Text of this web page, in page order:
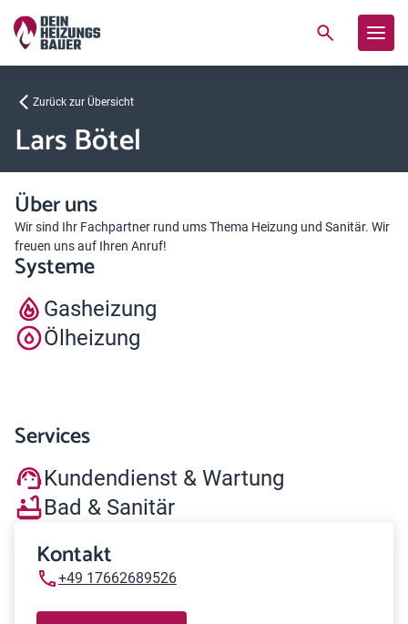
Zurück zur Übersicht
Lars Bötel
Über uns
Wir sind Ihr Fachpartner rund ums Thema Heizung und Sanitär. Wir
freuen uns auf Ihren Anruf!
Systeme
Gasheizung
Ölheizung
Services
Kundendienst & Wartung
Bad & Sanitär
Kontakt
+49 17662689526